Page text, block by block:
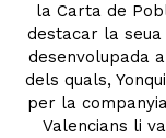
la Carta de
destacar la seua
desenvolupada
dels quals,
per la
Valencians li